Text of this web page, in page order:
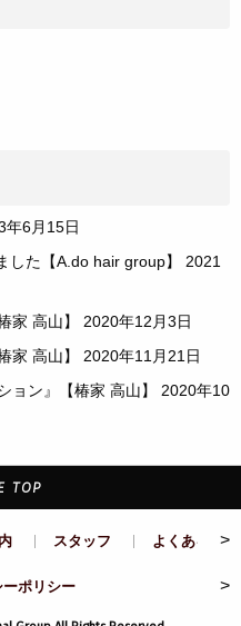
年6月15日
た【A.do hair group】
2021
家 高山】
2020年12月3日
家 高山】
2020年11月21日
ョン』【椿家 高山】
2020年10
TOP
スタッフ よくある質問
>
ポリシー >